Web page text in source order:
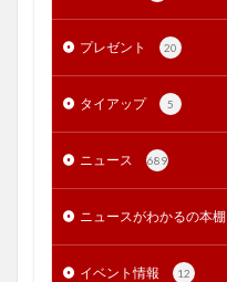
プレゼント 20
タイアップ 5
ニュース 689
ニュースがわかるの本棚
イベント情報 12